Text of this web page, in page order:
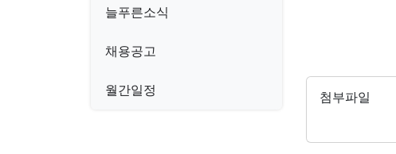
늘푸른소식
채용공고
월간일정
첨부파일